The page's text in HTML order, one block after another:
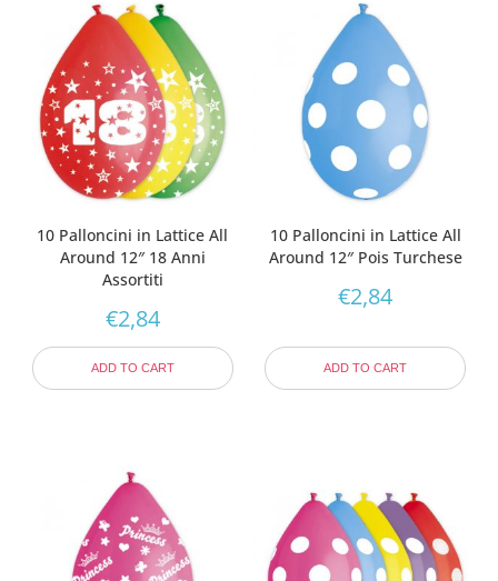
10 Palloncini in Lattice All
Around 12″ 18 Anni
Assortiti
€2,84
ADD TO CART
10 Palloncini in Lattice All
Around 12″ Pois Turchese
€2,84
ADD TO CART